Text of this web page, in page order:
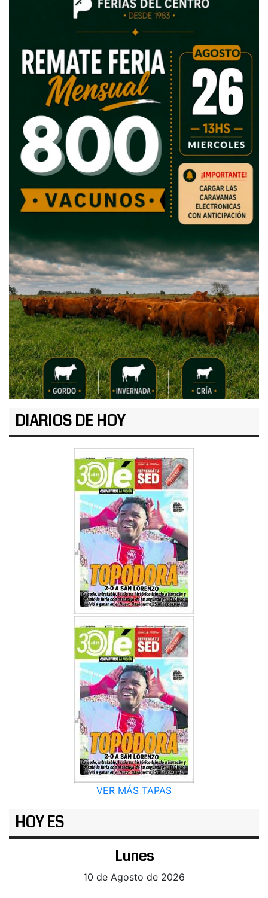
DIARIOS DE HOY
VER MÁS TAPAS
HOY ES
Lunes
10 de Agosto de 2026